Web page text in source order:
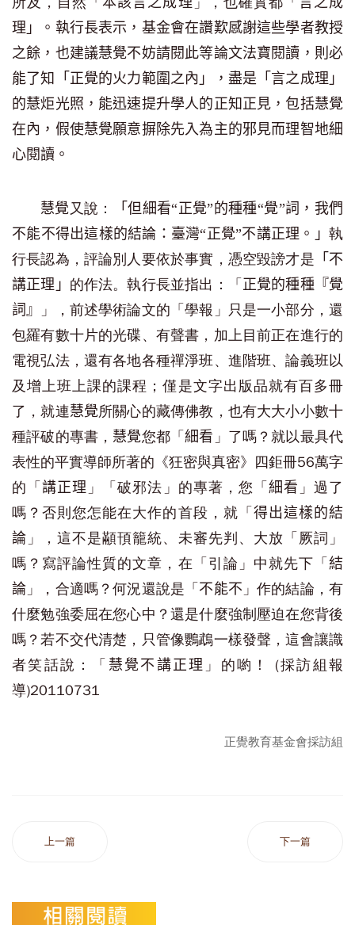
理 」。執行長表示，基金會在讚歎感謝這些學者教授
之餘，也建議慧覺不妨請閱此等論文法寶閱讀，則必
能了知「 正覺的火力範圍之內 」，盡是「 言之成理 」
的慧炬光照，能迅速提升學人的正知正見，包括慧覺
在內，假使慧覺願意摒除先入為主的邪見而理智地細
心閱讀。
慧覺又說：
「但細看“正覺”的種種“覺”詞，我們
不能不得出這樣的結論：臺灣“正覺”不講正理。」 執
行長認為，評論別人要依於事實，憑空毀謗才是 「不
講正理」 的作法。執行長並指出：「 正覺的種種『覺
詞』
」，前述學術論文的「學報」只是一小部分，還
包羅有數十片的光碟、有聲書，加上目前正在進行的
電視弘法，還有各地各種禪淨班、進階班、論義班以
及增上班上課的課程；僅是文字出版品就有百多冊
了，就連慧覺所關心的藏傳佛教，也有大大小小數十
種評破的專書， 慧覺您都「細看 」了嗎？就以最具代
表性的平實導師所著的《狂密與真密》四鉅冊56萬字
的「講正理 」「破邪法」的專著，您「 細看 」過了
嗎？否則您怎能在大作的首段，就「 得出這樣的結
論 」，這不是顢頇籠統、未審先判、大放「厥詞」
嗎？寫評論性質的文章，在「引論」中就先下「 結
論 」，合適嗎？何況還說是「 不能不 」作的結論 ，有
什麼勉強委屈在您心中？還是什麼強制壓迫在您背後
嗎？若不交代清楚，只管像鸚鵡一樣發聲，這會讓識
者笑話說：「 慧覺不講正理 」的喲！ (採訪組報
導)20110731
正覺教育基金會採訪組
上一篇 下一篇